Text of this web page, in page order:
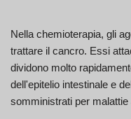
Nella chemioterapia, gli
trattare il cancro. Essi
dividono molto
dell'epitelio intestinale e
somministrati per malattie